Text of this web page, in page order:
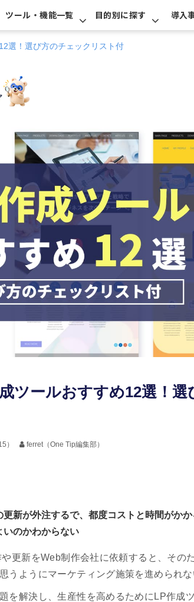
ツール・機能一覧 目的別に探す 導入
選！選び方のチェックリスト付
ツールおすすめ12選！
）
ferret（One Tip編集部）
新が外注するで、都度コストと時間がか
いのかわからない
更新をWeb制作会社に依頼すると、その
うようにマーケティング施策を進められな
を解決し、生産性を高めるためにLP作成